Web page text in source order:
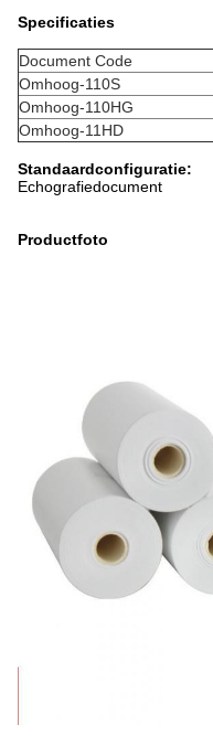
Specificaties
Document Code
Omhoog-110S
Omhoog-110HG
Omhoog-11HD
Standaardconfiguratie:
Echografiedocument
Productfoto